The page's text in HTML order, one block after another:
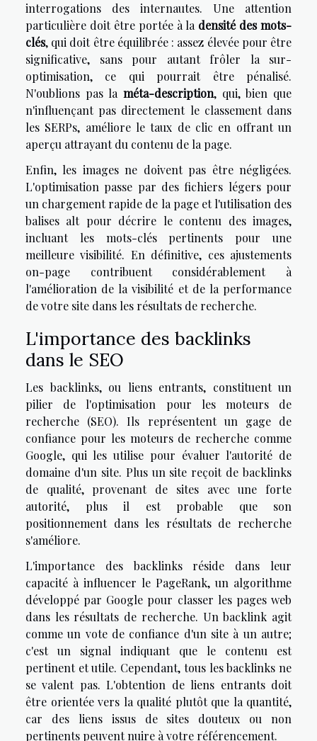
interrogations des internautes. Une attention
particulière doit être portée à la densité des mots-
clés, qui doit être équilibrée : assez élevée pour être
significative, sans pour autant frôler la sur-
optimisation, ce qui pourrait être pénalisé.
N'oublions pas la méta-description, qui, bien que
n'influençant pas directement le classement dans
les SERPs, améliore le taux de clic en offrant un
aperçu attrayant du contenu de la page.
Enfin, les images ne doivent pas être négligées.
L'optimisation passe par des fichiers légers pour
un chargement rapide de la page et l'utilisation des
balises alt pour décrire le contenu des images,
incluant les mots-clés pertinents pour une
meilleure visibilité. En définitive, ces ajustements
on-page contribuent considérablement à
l'amélioration de la visibilité et de la performance
de votre site dans les résultats de recherche.
L'importance des backlinks
dans le SEO
Les backlinks, ou liens entrants, constituent un
pilier de l'optimisation pour les moteurs de
recherche (SEO). Ils représentent un gage de
confiance pour les moteurs de recherche comme
Google, qui les utilise pour évaluer l'autorité de
domaine d'un site. Plus un site reçoit de backlinks
de qualité, provenant de sites avec une forte
autorité, plus il est probable que son
positionnement dans les résultats de recherche
s'améliore.
L'importance des backlinks réside dans leur
capacité à influencer le PageRank, un algorithme
développé par Google pour classer les pages web
dans les résultats de recherche. Un backlink agit
comme un vote de confiance d'un site à un autre;
c'est un signal indiquant que le contenu est
pertinent et utile. Cependant, tous les backlinks ne
se valent pas. L'obtention de liens entrants doit
être orientée vers la qualité plutôt que la quantité,
car des liens issus de sites douteux ou non
pertinents peuvent nuire à votre référencement.